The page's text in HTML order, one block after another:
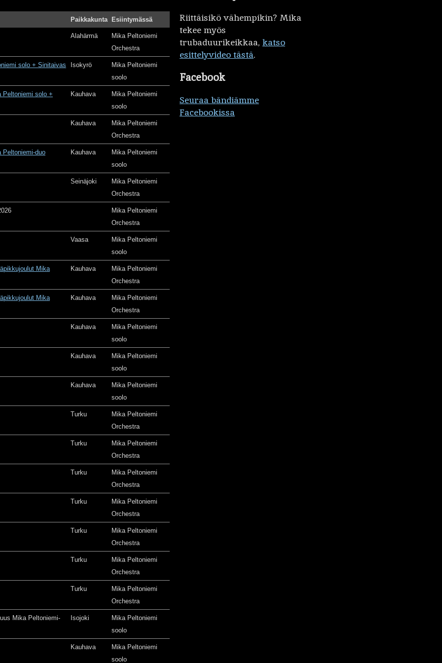
Paikkakunta Esiintymässä
Alahärmä
Mika Peltoniemi
Orchestra
solo + Sinitaivas Isokyrö
Mika Peltoniemi
soolo
Peltoniemi solo + Kauhava
Mika Peltoniemi
soolo
Kauhava
Mika Peltoniemi
Orchestra
Peltoniemi-duo Kauhava
Mika Peltoniemi
soolo
Seinäjoki
Mika Peltoniemi
Orchestra
Mika Peltoniemi
Orchestra
Vaasa
Mika Peltoniemi
soolo
Mika Kauhava
Mika Peltoniemi
Orchestra
Mika Kauhava
Mika Peltoniemi
Orchestra
Kauhava
Mika Peltoniemi
soolo
Kauhava
Mika Peltoniemi
soolo
Kauhava
Mika Peltoniemi
soolo
Turku
Mika Peltoniemi
Orchestra
Turku
Mika Peltoniemi
Orchestra
Turku
Mika Peltoniemi
Orchestra
Turku
Mika Peltoniemi
Orchestra
Turku
Mika Peltoniemi
Orchestra
Turku
Mika Peltoniemi
Orchestra
Turku
Mika Peltoniemi
Orchestra
Mika Peltoniemi- Isojoki
Mika Peltoniemi
soolo
Kauhava
Mika Peltoniemi
soolo
Riittäisikö vähempikin? Mika
tekee myös
trubaduurikeikkaa, katso
esittelyvideo tästä.
Facebook
Seuraa bändiämme
Facebookissa